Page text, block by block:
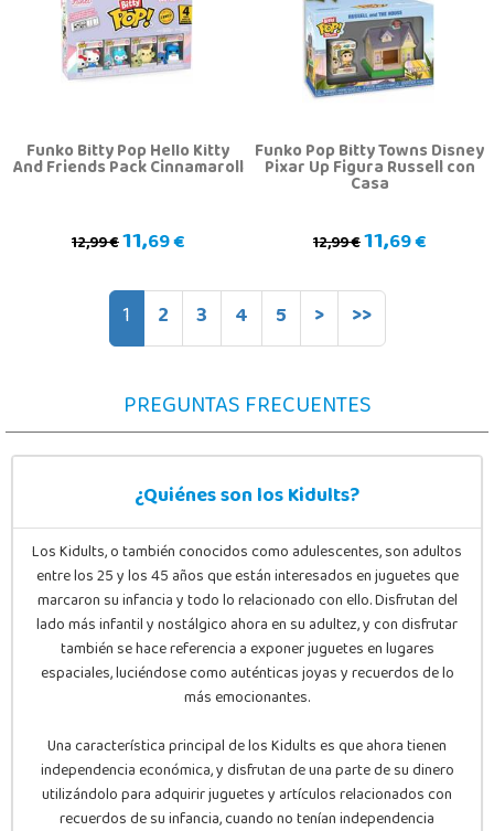
Funko Bitty Pop Hello Kitty
And Friends Pack Cinnamaroll
12,99 €11,69 €
Funko Pop Bitty Towns Disney
Pixar Up Figura Russell con
Casa
12,99 €11,69 €
1 2 3 4 5 > >>
PREGUNTAS FRECUENTES
¿Quiénes son los Kidults?
Los Kidults, o también conocidos como adulescentes, son adultos
entre los 25 y los 45 años que están interesados en juguetes que
marcaron su infancia y todo lo relacionado con ello. Disfrutan del
lado más infantil y nostálgico ahora en su adultez, y con disfrutar
también se hace referencia a exponer juguetes en lugares
espaciales, luciéndose como auténticas joyas y recuerdos de lo
más emocionantes.
Una característica principal de los Kidults es que ahora tienen
independencia económica, y disfrutan de una parte de su dinero
utilizándolo para adquirir juguetes y artículos relacionados con
recuerdos de su infancia, cuando no tenían independencia